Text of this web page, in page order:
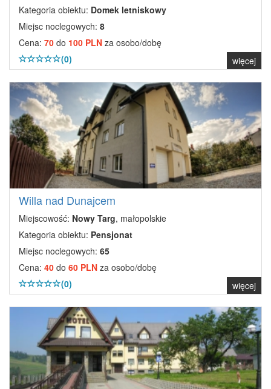
Kategoria obiektu: Domek letniskowy
Miejsc noclegowych: 8
Cena: 70 do 100 PLN za osobo/dobę
(0)
więcej
Willa nad Dunajcem
Miejscowość: Nowy Targ, małopolskie
Kategoria obiektu: Pensjonat
Miejsc noclegowych: 65
Cena: 40 do 60 PLN za osobo/dobę
(0)
więcej